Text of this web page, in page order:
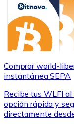
Comprar world-
instantánea SEPA
Recibe tus WLFI
opción rápida y
directamente